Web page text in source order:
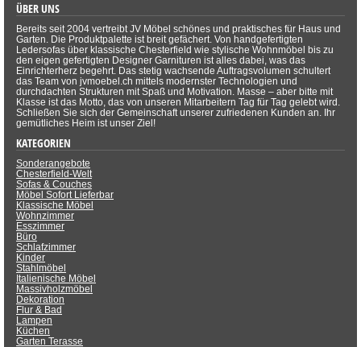
ÜBER UNS
Bereits seit 2004 vertreibt JV Möbel schönes und praktisches für Haus und
Garten. Die Produktpalette ist breit gefächert. Von handgefertigten
Ledersofas über klassische Chesterfield wie stylische Wohnmöbel bis zu
den eigen gefertigten Designer Garnituren ist alles dabei, was das
Einrichterherz begehrt. Das stetig wachsende Auftragsvolumen schultert
das Team von jvmoebel.ch mittels modernster Technologien und
durchdachten Strukturen mit Spaß und Motivation. Masse – aber bitte mit
Klasse ist das Motto, das von unseren Mitarbeitern Tag für Tag gelebt wird.
Schließen Sie sich der Gemeinschaft unserer zufriedenen Kunden an. Ihr
gemütliches Heim ist unser Ziel!
KATEGORIEN
Sonderangebote
Chesterfield-Welt
Sofas & Couches
Möbel Sofort Lieferbar
Klassische Möbel
Wohnzimmer
Esszimmer
Büro
Schlafzimmer
Kinder
Stahlmöbel
Italienische Möbel
Massivholzmöbel
Dekoration
Flur & Bad
Lampen
Küchen
Garten Terasse